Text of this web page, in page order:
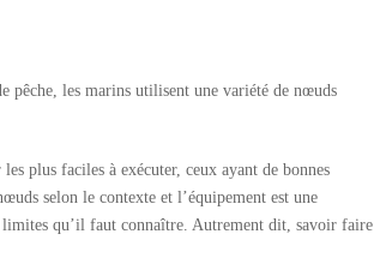
pêche, les marins utilisent une variété de nœuds
plus faciles à exécuter, ceux ayant de bonnes
selon le contexte et l’équipement est une
limites qu’il faut connaître. Autrement dit, savoir faire